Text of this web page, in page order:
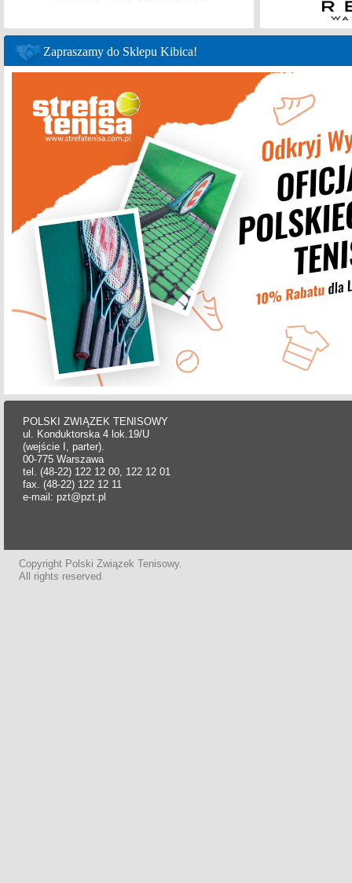
Zapraszamy do Sklepu Kibica!
POLSKI ZWIĄZEK TENISOWY
ul. Konduktorska 4 lok.19/U
(wejście I, parter).
00-775 Warszawa
tel. (48-22) 122 12 00, 122 12 01
fax. (48-22) 122 12 11
e-mail: pzt@pzt.pl
Copyright Polski Związek Tenisowy.
All rights reserved